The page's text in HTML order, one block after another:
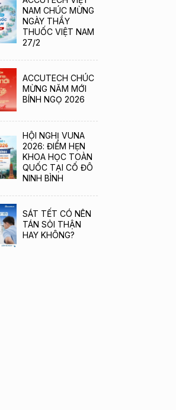
NAM CHÚC MỪNG
NGÀY THẦY
THUỐC VIỆT NAM
27/2
ACCUTECH CHÚC
MỪNG NĂM MỚI
BÍNH NGỌ 2026
HỘI NGHỊ VUNA
2026: ĐIỂM HẸN
KHOA HỌC TOÀN
QUỐC TẠI CỐ ĐÔ
NINH BÌNH
SÁT TẾT CÓ NÊN
TÁN SỎI THẬN
HAY KHÔNG?